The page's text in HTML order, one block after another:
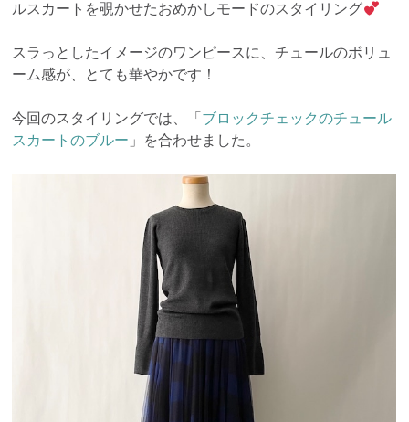
ルスカートを覗かせたおめかしモードのスタイリング
スラっとしたイメージのワンピースに、チュールのボリュ
ーム感が、とても華やかです！
今回のスタイリングでは、「 ブロックチェックのチュール
スカートのブルー 」を合わせました。